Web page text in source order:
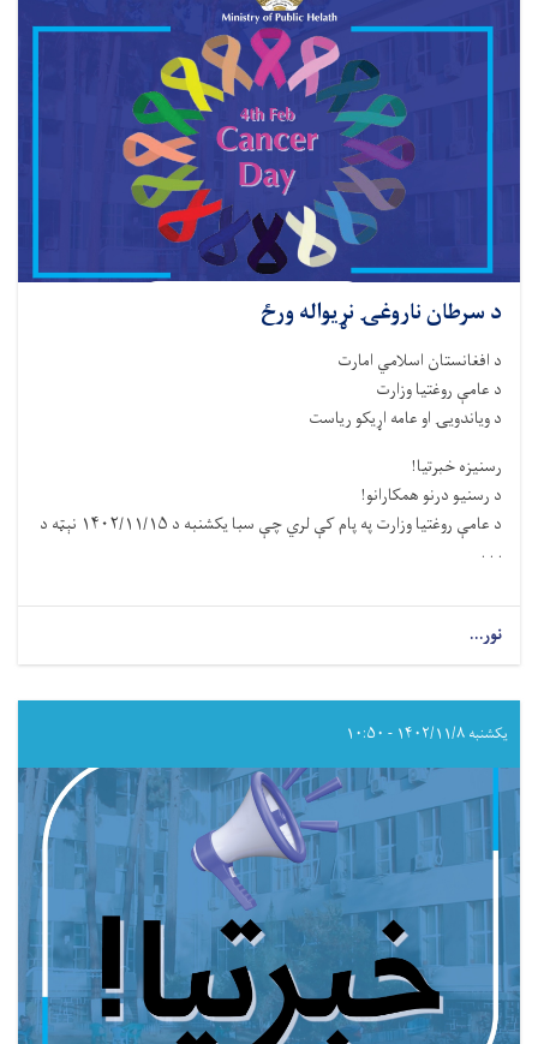
د سرطان ناروغۍ نړیواله ورځ
د افغانستان اسلامي امارت
د عامې روغتیا وزارت
د ویاندویۍ او عامه اړیکو ریاست
رسنیزه خبرتیا!
د رسنیو درنو همکارانو!
د عامې روغتیا وزارت په پام کې لري چې سبا یکشنبه د ۱۴۰۲/۱۱/۱۵ نېټه د
. . .
نور...
د
ناروغۍ
نړیوالهیکشنبه ۱۴۰۲/۱۱/۸ - ۱۰:۵۰